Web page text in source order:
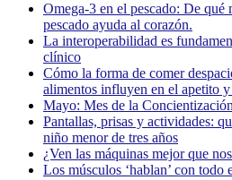
Omega-3 en el pescado: De qué
pescado ayuda al corazón.
La interoperabilidad es
clínico
Cómo la forma de comer
alimentos influyen en el apetito y
Mayo: Mes de la
Pantallas, prisas y actividades:
niño menor de tres años
¿Ven las máquinas mejor que
Los músculos ‘hablan’ con